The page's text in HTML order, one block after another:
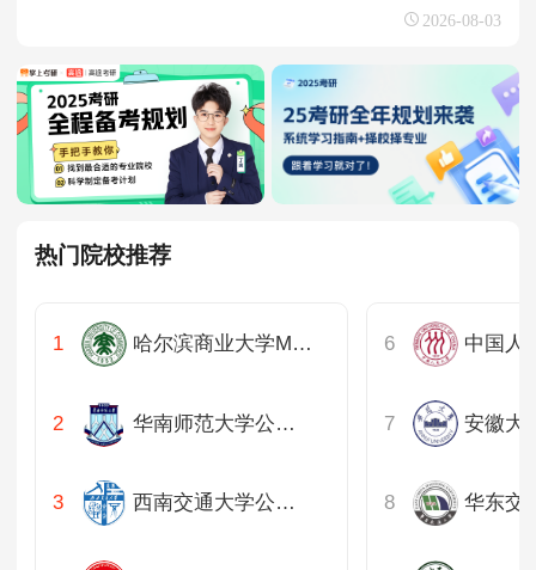
2026-08-03
热门院校推荐
哈尔滨商业大学MBA、MPA教育中心
华南师范大学公共管理学院
西南交通大学公共管理与政法学院
安徽大